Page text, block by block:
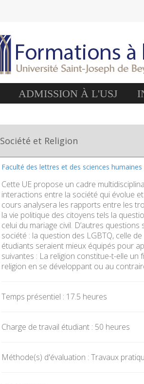
ADMISSION À L'USJ
Société et Religion
Faculté des lettres et des sciences
Cette UE propose un cadre
interactions entre la société qui évolue
cours analysera les rapports entre les
la vie politique des citoyens tels la
celui du mariage civil. D’autres
société : la question des LGBTQ, celle
étudiants seraient mieux équipés pour
suivantes : La religion constitue-t-elle
religion en se développant ou au
Temps présentiel : 17.5 heures
Charge de travail étudiant : 50 heures
Méthode(s) d'évaluation : Travaux